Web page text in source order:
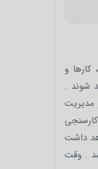
و
شوند .
مدیریت
داشت
. وقت